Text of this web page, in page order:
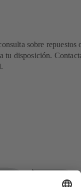
sobre repuestos
tu disposición.